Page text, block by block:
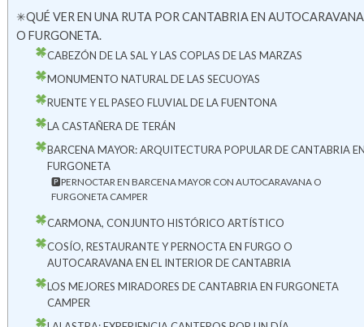
✳QUÉ VER EN UNA RUTA POR CANTABRIA EN AUTOCARAVANA
O FURGONETA.
CABEZÓN DE LA SAL Y LAS COPLAS DE LAS MARZAS
MONUMENTO NATURAL DE LAS SECUOYAS
RUENTE Y EL PASEO FLUVIAL DE LA FUENTONA
LA CASTAÑERA DE TERÁN
BARCENA MAYOR: ARQUITECTURA POPULAR DE CANTABRIA
FURGONETA
🅿PERNOCTAR EN BARCENA MAYOR CON AUTOCARAVANA O
FURGONETA CAMPER
CARMONA, CONJUNTO HISTÓRICO ARTÍSTICO
COSÍO, RESTAURANTE Y PERNOCTA EN FURGO O
AUTOCARAVANA EN EL INTERIOR DE CANTABRIA
LOS MEJORES MIRADORES DE CANTABRIA EN FURGONETA
CAMPER